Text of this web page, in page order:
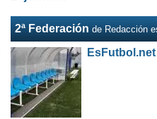
2ª Federación de Redacción